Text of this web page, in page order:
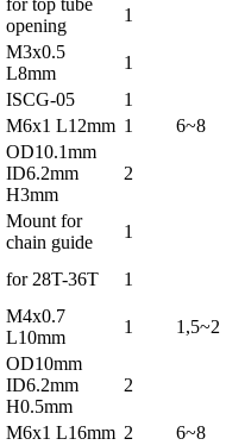
for top tube
opening
1
M3x0.5
L8mm
1
ISCG-05
1
M6x1 L12mm 1 6~8
OD10.1mm
ID6.2mm
H3mm
2
Mount for
chain guide
1
for 28T-36T 1
M4x0.7
L10mm
1 1,5~2
OD10mm
ID6.2mm
H0.5mm
2
M6x1 L16mm 2
6~8